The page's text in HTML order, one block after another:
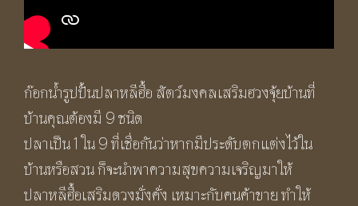
ก๊อกน้ำรูปปั้นปลาหลีฮื้อ สัตว์มงคลเสริมฮวงจุ้ยบ้านที่
บ้านคุณต้องมี 9 ชนิด
ปลาเป็น 1 ใน 9 ที่เชื่อกันว่าหากมีประดับตกแต่งไว้ใน
บ้านหรือสวน ก็จะนำพาความสุขความเจริญมาให้
ปลาหลีฮื้อเสริมดวงมั่งคั่ง เหมาะกับคนค้าขาย ทำให้